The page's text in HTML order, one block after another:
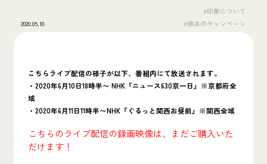
2020.05.10
#印象について
#過去のキャンペーン
こちらライブ配信の様子が以下、番組内にて放送されます。
・2020年6月10日18時半〜 NHK『ニュース630京一日』※京都府全
域
・2020年6月11日11時半〜NHK『ぐるっと関西お昼前』※関西全域
こちらのライブ配信の録画映像は、まだご購入いた
だけます！